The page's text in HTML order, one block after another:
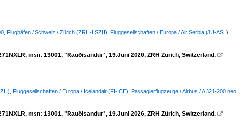
Flughäfen / Schweiz / Zürich (ZRH-LSZH) Fluggesellschaften / Europa / Air Serbia (JU-ASL)
msn: 13001, "Rauðisandur", 19.Juni 2026, ZRH Zürich, Switzerland. 
Fluggesellschaften / Europa / Icelandair (FI-ICE) Passagierflugzeuge / Airbus / A 321-200 neo
msn: 13001, "Rauðisandur", 19.Juni 2026, ZRH Zürich, Switzerland. 